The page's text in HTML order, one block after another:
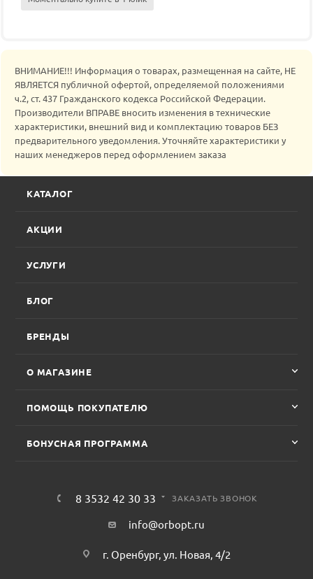
ВНИМАНИЕ!!! Информация о товарах, размещенная на сайте, НЕ
ЯВЛЯЕТСЯ публичной офертой, определяемой положениями
ч.2, ст. 437 Гражданского кодекса Российской Федерации.
Производители ВПРАВЕ вносить изменения в технические
характеристики, внешний вид и комплектацию товаров БЕЗ
предварительного уведомления. Уточняйте характеристики у
наших менеджеров перед оформлением заказа
КАТАЛОГ
АКЦИИ
УСЛУГИ
БЛОГ
БРЕНДЫ
О МАГАЗИНЕ
ПОМОЩЬ ПОКУПАТЕЛЮ
БОНУСНАЯ ПРОГРАММА
8 3532 42 30 33 ЗАКАЗАТЬ ЗВОНОК
info@orbopt.ru
г. Оренбург, ул. Новая, 4/2